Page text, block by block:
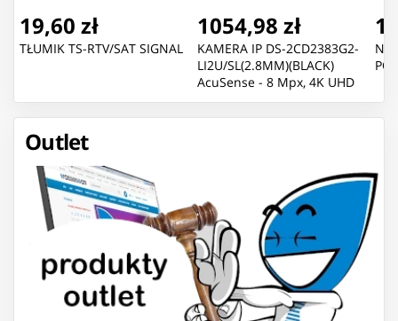
19,60 zł
TŁUMIK TS-RTV/SAT SIGNAL
1054,98 zł
KAMERA IP DS-2CD2383G2-
LI2U/SL(2.8MM)(BLACK)
AcuSense - 8 Mpx, 4K UHD
2.8 mm Hikvision
Outlet